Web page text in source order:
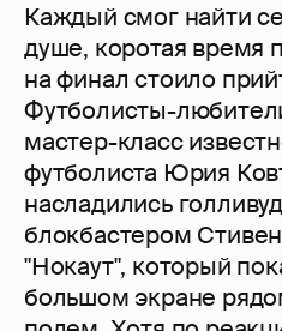
Каждый смог найти
душе, коротая время
на финал стоило
Футболисты-
мастер-класс
футболиста Юрия
насладились
блокбастером
"Нокаут", который
большом экране